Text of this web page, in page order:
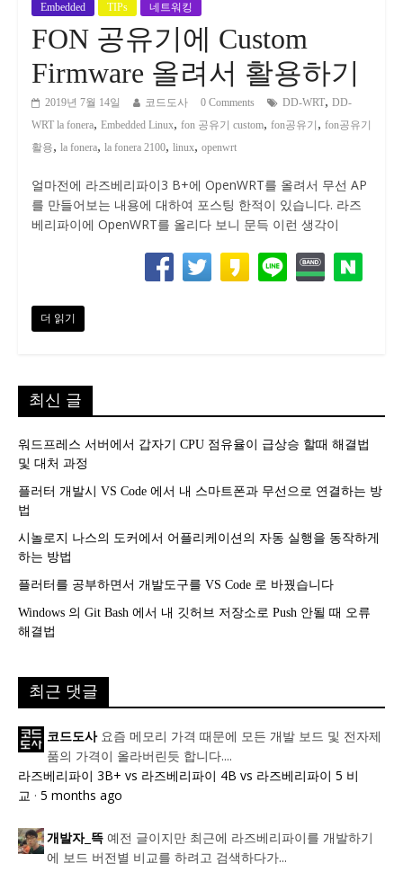
Embedded TIPs 네트워킹
FON 공유기에 Custom
Firmware 올려서 활용하기
2019년 7월 14일 코드도사 0 Comments DD-WRT, DD-
WRT la fonera, Embedded Linux, fon 공유기 custom, fon공유기 , fon공유기
활용, la fonera, la fonera 2100, linux, openwrt
얼마전에 라즈베리파이3 B+에 OpenWRT를 올려서 무선 AP
를 만들어보는 내용에 대하여 포스팅 한적이 있습니다. 라즈
베리파이에 OpenWRT를 올리다 보니 문득 이런 생각이
더 읽기
최신 글
워드프레스 서버에서 갑자기 CPU 점유율이 급상승 할때 해결법
및 대처 과정
플러터 개발시 VS Code 에서 내 스마트폰과 무선으로 연결하는 방
법
시놀로지 나스의 도커에서 어플리케이션의 자동 실행을 동작하게
하는 방법
플러터를 공부하면서 개발도구를 VS Code 로 바꿨습니다
Windows 의 Git Bash 에서 내 깃허브 저장소로 Push 안될 때 오류
해결법
최근 댓글
코드도사 요즘 메모리 가격 때문에 모든 개발 보드 및 전자제
품의 가격이 올라버린듯 합니다....
라즈베리파이 3B+ vs 라즈베리파이 4B vs 라즈베리파이 5 비
교 · 5 months ago
개발자_뜩 예전 글이지만 최근에 라즈베리파이를 개발하기
에 보드 버전별 비교를 하려고 검색하다가...